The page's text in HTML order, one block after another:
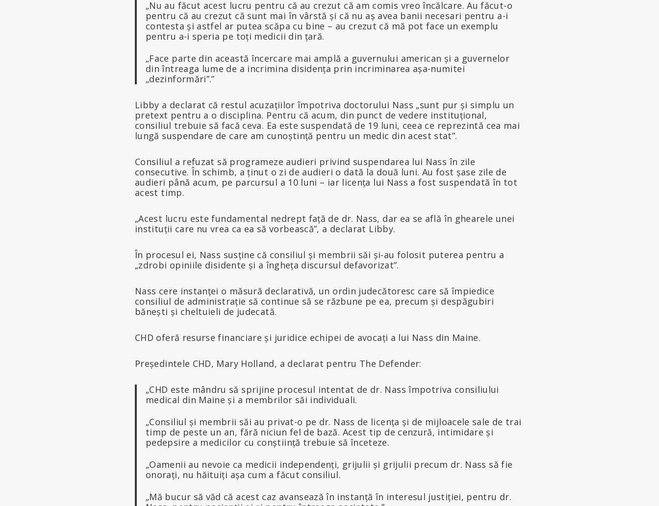
„Nu au făcut acest lucru pentru că au crezut că am comis vreo încălcare. Au făcut-o
pentru că au crezut că sunt mai în vârstă și că nu aș avea banii necesari pentru a-i
contesta și astfel ar putea scăpa cu bine – au crezut că mă pot face un exemplu
pentru a-i speria pe toți medicii din țară.
„Face parte din această încercare mai amplă a guvernului american și a guvernelor
din întreaga lume de a incrimina disidența prin incriminarea așa-numitei
„dezinformări”.”
Libby a declarat că restul acuzațiilor împotriva doctorului Nass „sunt pur și simplu un
pretext pentru a o disciplina. Pentru că acum, din punct de vedere instituțional,
consiliul trebuie să facă ceva. Ea este suspendată de 19 luni, ceea ce reprezintă cea mai
lungă suspendare de care am cunoștință pentru un medic din acest stat”.
Consiliul a refuzat să programeze audieri privind suspendarea lui Nass în zile
consecutive. În schimb, a ținut o zi de audieri o dată la două luni. Au fost șase zile de
audieri până acum, pe parcursul a 10 luni – iar licența lui Nass a fost suspendată în tot
acest timp.
„Acest lucru este fundamental nedrept față de dr. Nass, dar ea se află în ghearele unei
instituții care nu vrea ca ea să vorbească”, a declarat Libby.
În procesul ei, Nass susține că consiliul și membrii săi și-au folosit puterea pentru a
„zdrobi opiniile disidente și a îngheța discursul defavorizat”.
Nass cere instanței o măsură declarativă, un ordin judecătoresc care să împiedice
consiliul de administrație să continue să se răzbune pe ea, precum și despăgubiri
bănești și cheltuieli de judecată.
CHD oferă resurse financiare și juridice echipei de avocați a lui Nass din Maine.
Președintele CHD, Mary Holland, a declarat pentru The Defender:
„CHD este mândru să sprijine procesul intentat de dr. Nass împotriva consiliului
medical din Maine și a membrilor săi individuali.
„Consiliul și membrii săi au privat-o pe dr. Nass de licența și de mijloacele sale de trai
timp de peste un an, fără niciun fel de bază. Acest tip de cenzură, intimidare și
pedepsire a medicilor cu conștiință trebuie să înceteze.
„Oamenii au nevoie ca medicii independenți, grijulii și grijulii precum dr. Nass să fie
onorați, nu hăituiți așa cum a făcut consiliul.
„Mă bucur să văd că acest caz avansează în instanță în interesul justiției, pentru dr.